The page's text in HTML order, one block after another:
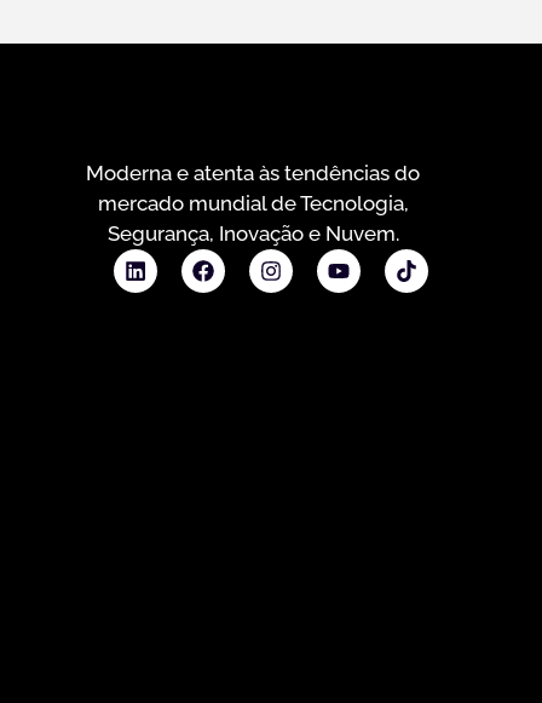
Moderna e atenta às tendências do
mercado mundial de Tecnologia,
Segurança, Inovação e Nuvem.